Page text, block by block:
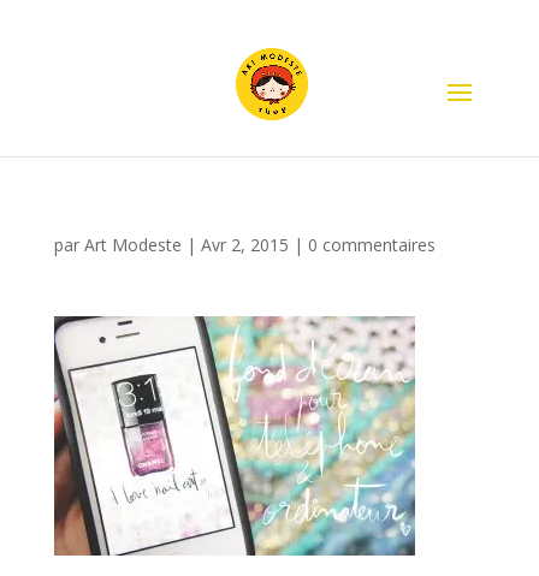
par Art Modeste | Avr 2, 2015 | 0 commentaires